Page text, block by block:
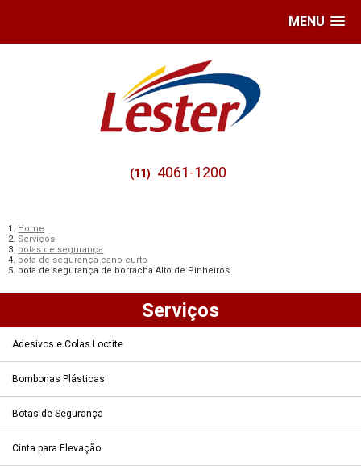
MENU
(11) 4061-1200
Home
Serviços
botas de segurança
bota de segurança cano curto
bota de segurança de borracha Alto de Pinheiros
Serviços
Adesivos e Colas Loctite
Bombonas Plásticas
Botas de Segurança
Cinta para Elevação